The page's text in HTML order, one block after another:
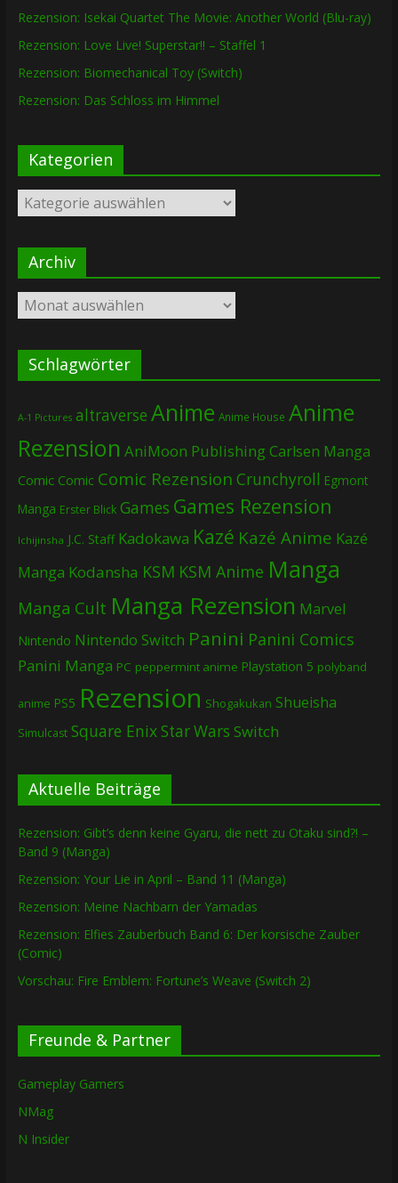
Rezension: Isekai Quartet The Movie: Another World (Blu-ray)
Rezension: Love Live! Superstar!! – Staffel 1
Rezension: Biomechanical Toy (Switch)
Rezension: Das Schloss im Himmel
Kategorien
Kategorien
Archiv
Archiv
Schlagwörter
A-1 Pictures altraverse Anime Anime House Anime
Rezension AniMoon PublishingCarlsen Manga
Comic Comic Comic Rezension Crunchyroll Egmont
Manga Erster Blick Games Games Rezension
Ichijinsha J.C. Staff Kadokawa Kazé Kazé Anime Kazé
Manga Kodansha KSM KSM Anime Manga
Manga Cult Manga Rezension Marvel
Nintendo Nintendo Switch Panini Panini Comics
Panini Manga PC peppermint anime Playstation 5 polyband
anime PS5 Rezension Shogakukan Shueisha
Simulcast Square EnixStar Wars Switch
Aktuelle Beiträge
Rezension: Gibt’s denn keine Gyaru, die nett zu Otaku sind?! –
Band 9 (Manga)
Rezension: Your Lie in April – Band 11 (Manga)
Rezension: Meine Nachbarn der Yamadas
Rezension: Elfies Zauberbuch Band 6: Der korsische Zauber
(Comic)
Vorschau: Fire Emblem: Fortune’s Weave (Switch 2)
Freunde & Partner
Gameplay Gamers
NMag
N Insider